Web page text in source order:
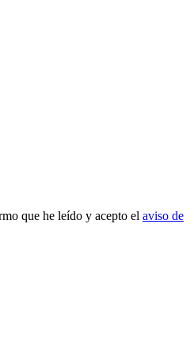
que he leído y acepto el aviso de